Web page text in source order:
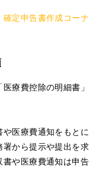
確定申告書作成コーナ
療費控除の明細書」
医療費通知をもとに
から提示や提出を求
や医療費通知は申告